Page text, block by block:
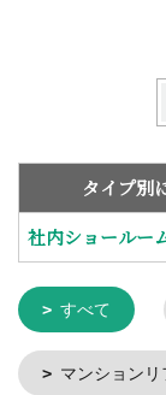
タイプ別
社内ショールー
すべて
マンションリ